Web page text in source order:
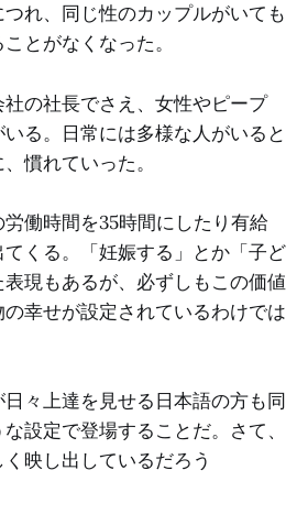
れ、同じ性のカップルがいても
とがなくなった。
の社長でさえ、女性やピープ
る。日常には多様な人がいると
慣れていった。
働時間を35時間にしたり有給
くる。「妊娠する」とか「子ど
現もあるが、必ずしもこの価値
幸せが設定されているわけでは
々上達を見せる日本語の方も同
設定で登場することだ。さて、
映し出しているだろう